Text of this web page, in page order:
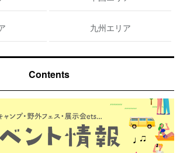
九州エリア
Contents